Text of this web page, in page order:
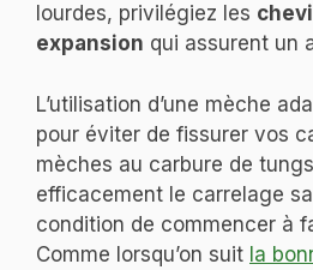
lourdes, privilégiez les
expansion qui assurent un
L’utilisation d’une mèche
pour éviter de fissurer vos
mèches au carbure de
efficacement le carrelage
condition de commencer à
Comme lorsqu’on suit la